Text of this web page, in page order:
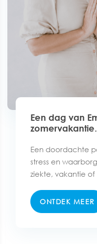
Een dag van
zomervakantie.
Een doordachte
stress en
ziekte, vakantie
ONTDEK MEER